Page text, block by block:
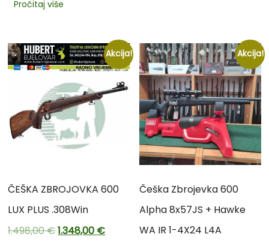
Pročitaj više
Akcija!
ČEŠKA ZBROJOVKA 600
LUX PLUS .308Win
1.498,00€1.348,00 €
Akcija!
Češka Zbrojevka 600
Alpha 8x57JS + Hawke
WA IR 1-4X24 L4A